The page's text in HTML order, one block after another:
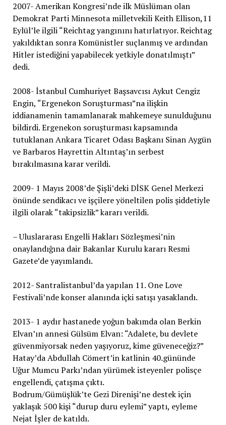
2007- Amerikan Kongresi’nde ilk Müslüman olan
Demokrat Parti Minnesota milletvekili Keith Ellison,11
Eylül’le ilgili “Reichtag yangınını hatırlatıyor. Reichtag
yakıldıktan sonra Komünistler suçlanmış ve ardından
Hitler istediğini yapabilecek yetkiyle donatılmıştı”
dedi.
2008- İstanbul Cumhuriyet Başsavcısı Aykut Cengiz
Engin, “Ergenekon Soruşturması”na ilişkin
iddianamenin tamamlanarak mahkemeye sunulduğunu
bildirdi. Ergenekon soruşturması kapsamında
tutuklanan Ankara Ticaret Odası Başkanı Sinan Aygün
ve Barbaros Hayrettin Altıntaş’ın serbest
bırakılmasına karar verildi.
2009- 1 Mayıs 2008’de Şişli’deki DİSK Genel Merkezi
önünde sendikacı ve işçilere yöneltilen polis şiddetiyle
ilgili olarak “takipsizlik” kararı verildi.
– Uluslararası Engelli Hakları Sözleşmesi’nin
onaylandığına dair Bakanlar Kurulu kararı Resmi
Gazete’de yayımlandı.
2012- Santralistanbul’da yapılan 11. One Love
Festivali’nde konser alanında içki satışı yasaklandı.
2013- 1 aydır hastanede yoğun bakımda olan Berkin
Elvan’ın annesi Gülsüm Elvan: “Adalete, bu devlete
güvenmiyorsak neden yaşıyoruz, kime güveneceğiz?”
Hatay’da Abdullah Cömert’in katlinin 40.gününde
Uğur Mumcu Parkı’ndan yürümek isteyenler polisçe
engellendi, çatışma çıktı.
Bodrum/Gümüşlük’te Gezi Direnişi’ne destek için
yaklaşık 500 kişi “durup duru eylemi” yaptı, eyleme
Nejat İşler de katıldı.